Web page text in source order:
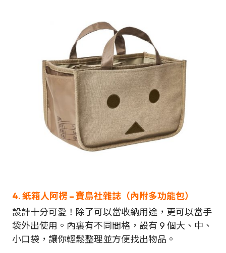
4. 紙箱人阿楞 – 寶島社雜誌（內附多功能包）
設計十分可愛！除了可以當收納用途，更可以當手
袋外出使用。內裏有不同間格，設有 9 個大、中、
小口袋，讓你輕鬆整理並方便找出物品。